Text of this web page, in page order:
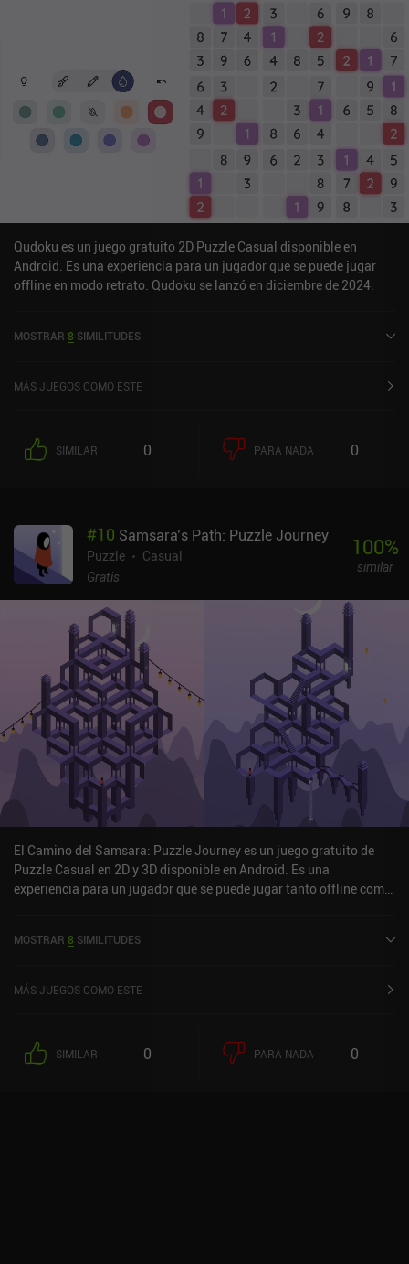
Qudoku es un juego gratuito 2D Puzzle Casual disponible en
Android. Es una experiencia para un jugador que se puede jugar
offline en modo retrato. Qudoku se lanzó en diciembre de 2024.
MOSTRAR 8 SIMILITUDES
MÁS JUEGOS COMO ESTE
SIMILAR 0 PARA NADA 0
#10 Samsara’s Path: Puzzle Journey
Puzzle
Casual
Gratis
100%
similar
El Camino del Samsara: Puzzle Journey es un juego gratuito de
Puzzle Casual en 2D y 3D disponible en Android. Es una
experiencia para un jugador que se puede jugar tanto offline como
MOSTRAR 8 SIMILITUDES
MÁS JUEGOS COMO ESTE
SIMILAR 0 PARA NADA 0